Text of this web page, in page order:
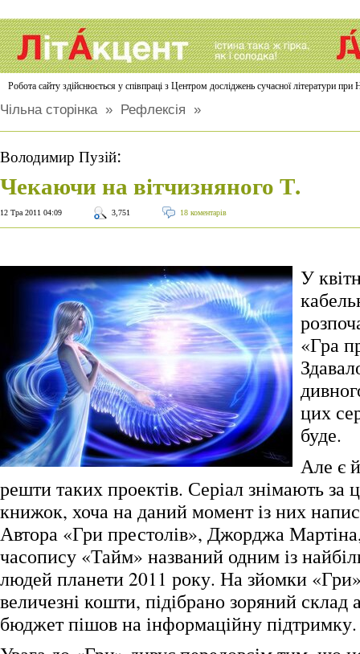
Робота сайту здійснюється у співпраці з Центром досліджень сучасної літератури
Чільна сторінка» Рефлексія »
Володимир Пузій:
Чекаючи на вітчизняного Т.
12 Тра 2011 04:09 3,751 18 коментарів
У
«Гра
цих
буде.
Але є й
решти таких проектів. Серіал знімають за
книжок, хоча на даний момент із них
Автора «Гри престолів», Джорджа
часопису «Тайм» названий одним із
людей планети 2011 року. На зйомки
величезні кошти, підібрано зоряний склад
бюджет пішов на інформаційну підтримку.